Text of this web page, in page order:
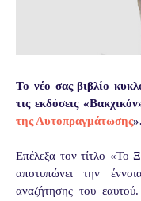
Το νέο σας βιβλίο
τις εκδόσεις
της Αυτοπραγμάτωσης
Επέλεξα τον τίτλο «Το
αποτυπώνει την
αναζήτησης του